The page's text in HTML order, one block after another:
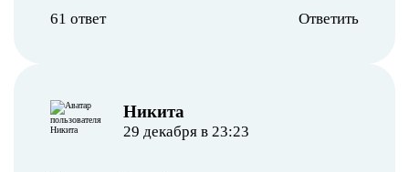
61 ответ Ответить
Никита
29 декабря в 23:23